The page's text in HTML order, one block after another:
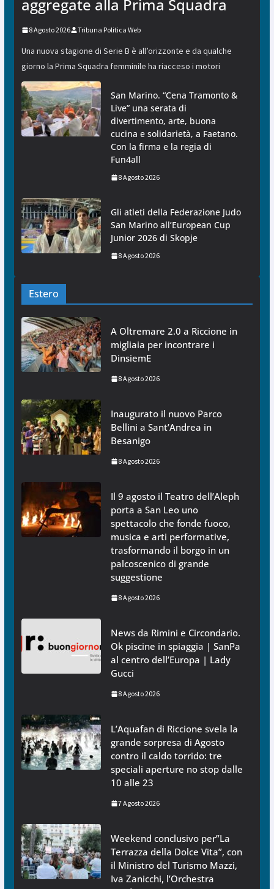
aggregate alla Prima Squadra
8 Agosto 2026 Tribuna Politica Web
Una nuova stagione di Serie B è all’orizzonte e da qualche
giorno la Prima Squadra femminile ha riacceso i motori
San Marino. “Cena Tramonto &
Live” una serata di
divertimento, arte, buona
cucina e solidarietà, a Faetano.
Con la firma e la regia di
Fun4all
8 Agosto 2026
Gli atleti della Federazione Judo
San Marino all’European Cup
Junior 2026 di Skopje
8 Agosto 2026
Estero
A Oltremare 2.0 a Riccione in
migliaia per incontrare i
DinsiemE
8 Agosto 2026
Inaugurato il nuovo Parco
Bellini a Sant’Andrea in
Besanigo
8 Agosto 2026
Il 9 agosto il Teatro dell’Aleph
porta a San Leo uno
spettacolo che fonde fuoco,
musica e arti performative,
trasformando il borgo in un
palcoscenico di grande
suggestione
8 Agosto 2026
News da Rimini e Circondario.
Ok piscine in spiaggia | SanPa
al centro dell’Europa | Lady
Gucci
8 Agosto 2026
L’Aquafan di Riccione svela la
grande sorpresa di Agosto
contro il caldo torrido: tre
speciali aperture no stop dalle
10 alle 23
7 Agosto 2026
Weekend conclusivo per”La
Terrazza della Dolce Vita”, con
il Ministro del Turismo Mazzi,
Iva Zanicchi, l’Orchestra